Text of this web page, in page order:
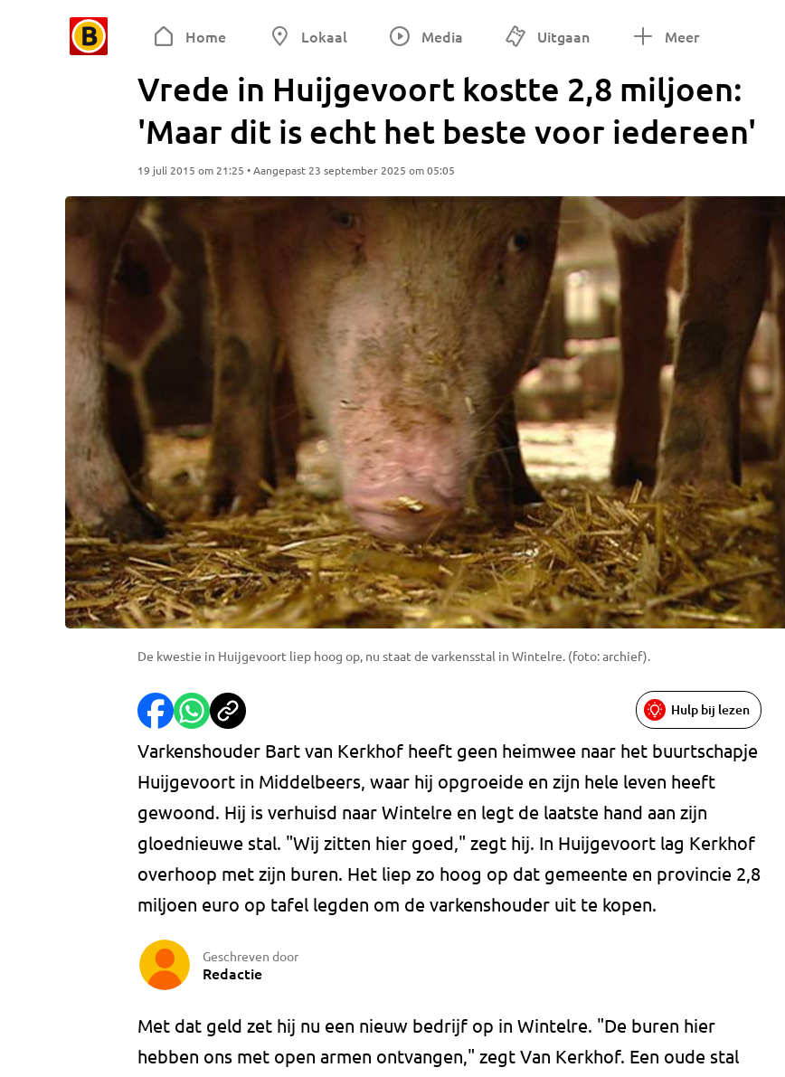
Home Lokaal Media Uitgaan Meer
Vrede in Huijgevoort kostte 2,8 miljoen:
'Maar dit is echt het beste voor iedereen'
19 juli 2015 om 21:25 • Aangepast 23 september 2025 om 05:05
De kwestie in Huijgevoort liep hoog op, nu staat de varkensstal in Wintelre. (foto: archief).
Hulp bij lezen
Varkenshouder Bart van Kerkhof heeft geen heimwee naar het buurtschapje
Huijgevoort in Middelbeers, waar hij opgroeide en zijn hele leven heeft
gewoond. Hij is verhuisd naar Wintelre en legt de laatste hand aan zijn
gloednieuwe stal. "Wij zitten hier goed," zegt hij. In Huijgevoort lag Kerkhof
overhoop met zijn buren. Het liep zo hoog op dat gemeente en provincie 2,8
miljoen euro op tafel legden om de varkenshouder uit te kopen.
Geschreven door
Redactie
Met dat geld zet hij nu een nieuw bedrijf op in Wintelre. "De buren hier
hebben ons met open armen ontvangen," zegt Van Kerkhof. Een oude stal